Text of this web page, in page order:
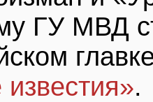
ГУ МВД
.